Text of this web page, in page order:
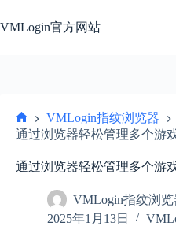
过
VMLogin官方网站
首
VMLogin指纹浏览器
通过浏览器轻松管理多个游
通过浏览器轻松管理多个游
VMLogin指纹浏览
2025年1月13日